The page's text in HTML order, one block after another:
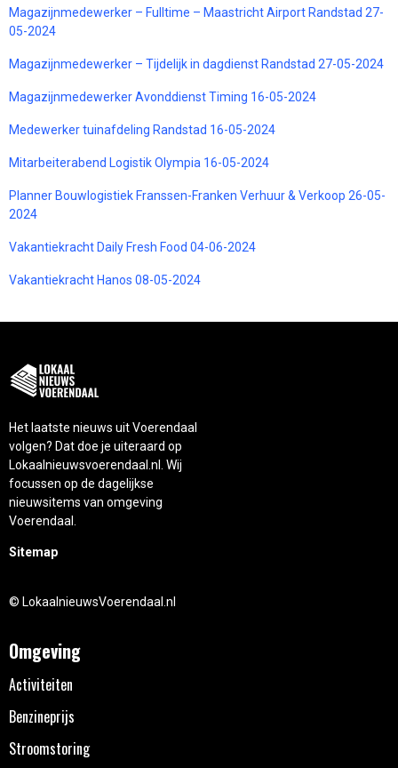
Magazijnmedewerker – Fulltime – Maastricht Airport Randstad 27-
05-2024
Magazijnmedewerker – Tijdelijk in dagdienst Randstad 27-05-2024
Magazijnmedewerker Avonddienst Timing 16-05-2024
Medewerker tuinafdeling Randstad 16-05-2024
Mitarbeiterabend Logistik Olympia 16-05-2024
Planner Bouwlogistiek Franssen-Franken Verhuur & Verkoop 26-05-
2024
Vakantiekracht Daily Fresh Food 04-06-2024
Vakantiekracht Hanos 08-05-2024
Het laatste nieuws uit Voerendaal
volgen? Dat doe je uiteraard op
Lokaalnieuwsvoerendaal.nl. Wij
focussen op de dagelijkse
nieuwsitems van omgeving
Voerendaal.
Sitemap
© LokaalnieuwsVoerendaal.nl
Omgeving
Activiteiten
Benzineprijs
Stroomstoring